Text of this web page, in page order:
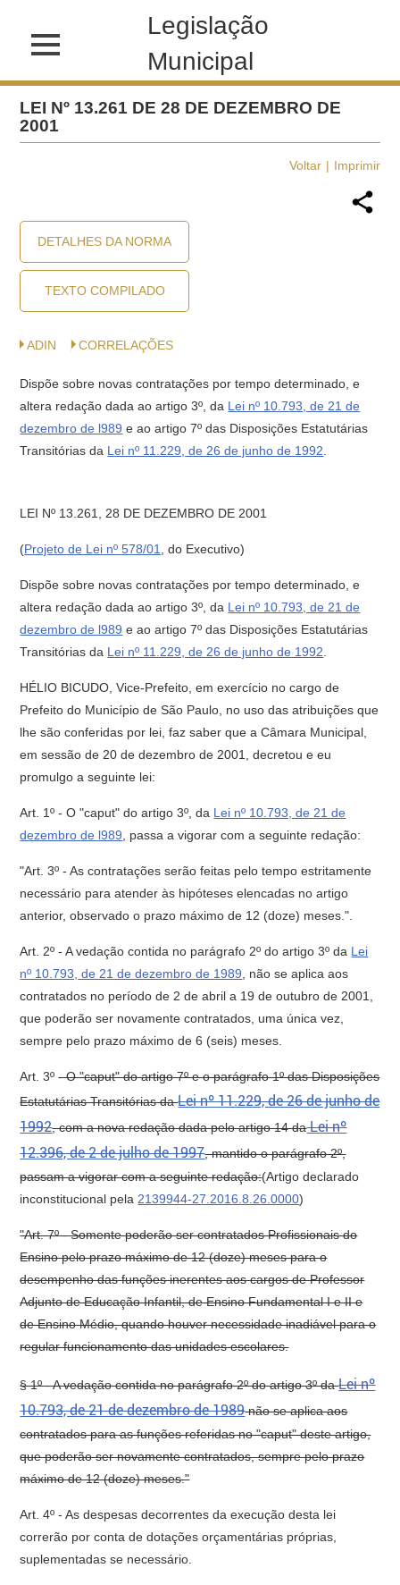
Legislação
Municipal
LEI Nº 13.261 DE 28 DE DEZEMBRO DE
2001
Voltar Imprimir
DETALHES DA NORMA
TEXTO COMPILADO
ADIN CORRELAÇÕES
Dispõe sobre novas contratações por tempo determinado, e
altera redação dada ao artigo 3º, da Lei nº 10.793, de 21 de
dezembro de l989 e ao artigo 7º das Disposições Estatutárias
Transitórias da Lei nº 11.229, de 26 de junho de 1992
LEI Nº 13.261, 28 DE DEZEMBRO DE 2001
(Projeto de Lei nº 578/01 , do Executivo)
Dispõe sobre novas contratações por tempo determinado, e
altera redação dada ao artigo 3º, da Lei nº 10.793, de 21 de
dezembro de l989 e ao artigo 7º das Disposições Estatutárias
Transitórias da Lei nº 11.229, de 26 de junho de 1992
HÉLIO BICUDO, Vice-Prefeito, em exercício no cargo de
Prefeito do Município de São Paulo, no uso das atribuições que
lhe são conferidas por lei, faz saber que a Câmara Municipal,
em sessão de 20 de dezembro de 2001, decretou e eu
promulgo a seguinte lei:
Art. 1º - O "caput" do artigo 3º, da Lei nº 10.793, de 21 de
dezembro de l989 , passa a vigorar com a seguinte redação:
"Art. 3º - As contratações serão feitas pelo tempo estritamente
necessário para atender às hipóteses elencadas no artigo
anterior, observado o prazo máximo de 12 (doze) meses.".
Art. 2º - A vedação contida no parágrafo 2º do artigo 3º da Lei
nº 10.793, de 21 de dezembro de 1989 , não se aplica aos
contratados no período de 2 de abril a 19 de outubro de 2001,
que poderão ser novamente contratados, uma única vez,
sempre pelo prazo máximo de 6 (seis) meses.
Art. 3º- O "caput" do artigo 7º e o parágrafo 1º das Disposições
Estatutárias Transitórias daLei nº 11.229, de 26 de junho de
1992, com a nova redação dada pelo artigo 14 daLei nº
12.396, de 2 de julho de 1997, mantido o parágrafo 2º,
passam a vigorar com a seguinte redação:(Artigo declarado
inconstitucional pela 2139944-27.2016.8.26.0000)
"Art. 7º - Somente poderão ser contratados Profissionais do
Ensino pelo prazo máximo de 12 (doze) meses para o
desempenho das funções inerentes aos cargos de Professor
Adjunto de Educação Infantil, de Ensino Fundamental I e II e
de Ensino Médio, quando houver necessidade inadiável para o
regular funcionamento das unidades escolares.
§ 1º - A vedação contida no parágrafo 2º do artigo 3º daLei nº
10.793, de 21 de dezembro de 1989não se aplica aos
contratados para as funções referidas no "caput" deste artigo,
que poderão ser novamente contratados, sempre pelo prazo
máximo de 12 (doze) meses."
Art. 4º - As despesas decorrentes da execução desta lei
correrão por conta de dotações orçamentárias próprias,
suplementadas se necessário.